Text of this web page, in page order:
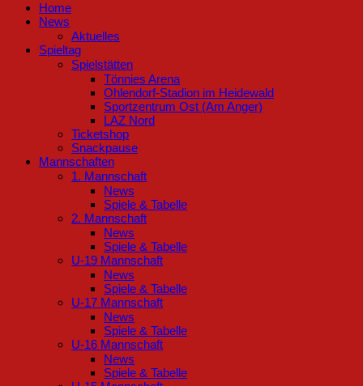
Home
News
Aktuelles
Spieltag
Spielstätten
Tönnies Arena
Ohlendorf-Stadion im Heidewald
Sportzentrum Ost (Am Anger)
LAZ Nord
Ticketshop
Snackpause
Mannschaften
1. Mannschaft
News
Spiele & Tabelle
2. Mannschaft
News
Spiele & Tabelle
U-19 Mannschaft
News
Spiele & Tabelle
U-17 Mannschaft
News
Spiele & Tabelle
U-16 Mannschaft
News
Spiele & Tabelle